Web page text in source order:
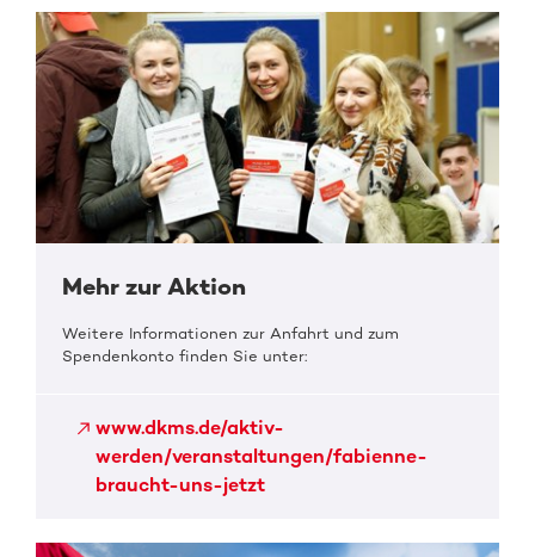
Mehr zur Aktion
Weitere Informationen zur Anfahrt und zum
Spendenkonto finden Sie unter:
www.dkms.de/aktiv-
werden/veranstaltungen/fabienne-
braucht-uns-jetzt